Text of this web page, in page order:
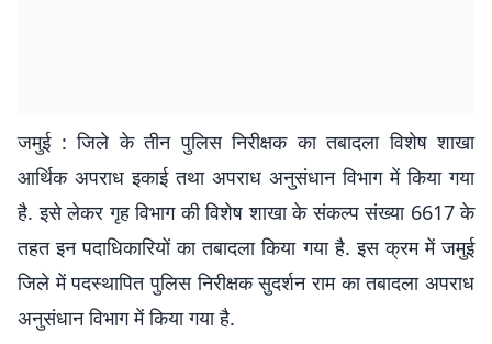
जमुई : जिले के तीन पुलिस निरीक्षक का तबादला विशेष शाखा
आर्थिक अपराध इकाई तथा अपराध अनुसंधान विभाग में किया गया
है. इसे लेकर गृह विभाग की विशेष शाखा के संकल्प संख्या 6617 के
तहत इन पदाधिकारियों का तबादला किया गया है. इस क्रम में जमुई
जिले में पदस्थापित पुलिस निरीक्षक सुदर्शन राम का तबादला अपराध
अनुसंधान विभाग में किया गया है.